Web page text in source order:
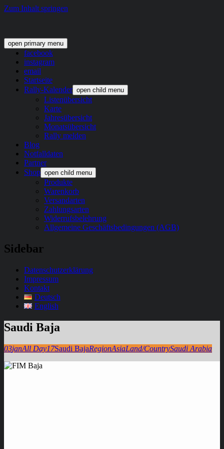
Zum Inhalt springen
open primary menu
facebook
instagram
email
Startseite
Rally-Kalender open child menu
Listenübersicht
Karte
Jahresübersicht
Monatsübersicht
Rally melden
Blog
Notfalldaten
Partner
Shop open child menu
Produkte
Warenkorb
Versandarten
Zahlungsarten
Widerrufsbelehrung
Allgemeine Geschäftsbedingungen (AGB)
Sidebar
Datenschutzerklärung
Impressum
Kontakt
Deutsch
English
Saudi Baja
03janAll Day17Saudi BajaRegionAsiaLand/CountrySaudi Arabia